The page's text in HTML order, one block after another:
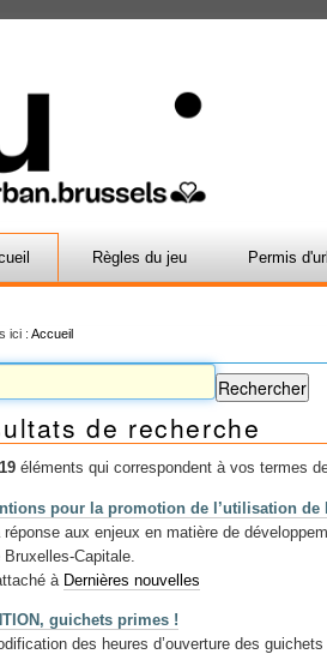
Règles du jeu Permis
ici : Accueil
de recherche
éléments qui correspondent à vos termes
pour la promotion de l’utilisation de
réponse aux enjeux en matière de
Bruxelles-Capitale.
à Dernières nouvelles
guichets primes !
des heures d’ouverture des